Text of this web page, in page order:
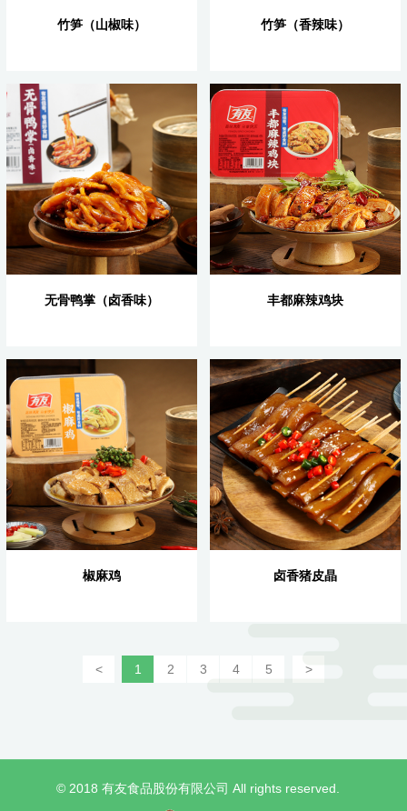
竹笋（山椒味） 竹笋（香辣味）
无骨鸭掌（卤香味） 丰都麻辣鸡块
椒麻鸡 卤香猪皮晶
< 1 2 3 4 5 >
© 2018 有友食品股份有限公司 All rights reserved.